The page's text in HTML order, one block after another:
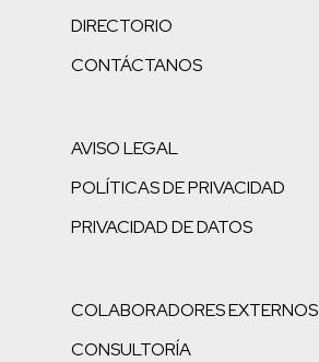
DIRECTORIO
CONTÁCTANOS
AVISO LEGAL
POLÍTICAS DE PRIVACIDAD
PRIVACIDAD DE DATOS
COLABORADORES EXTERNOS
CONSULTORÍA